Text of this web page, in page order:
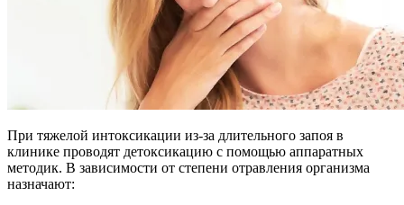
При тяжелой интоксикации из-за длительного запоя в
клинике проводят детоксикацию с помощью аппаратных
методик. В зависимости от степени отравления организма
назначают: